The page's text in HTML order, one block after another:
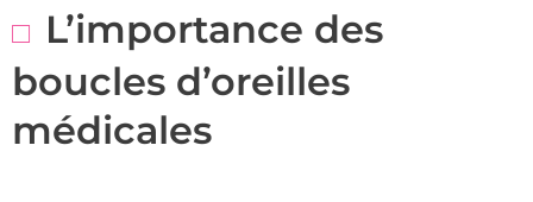
L’importance des
boucles d’oreilles
médicales